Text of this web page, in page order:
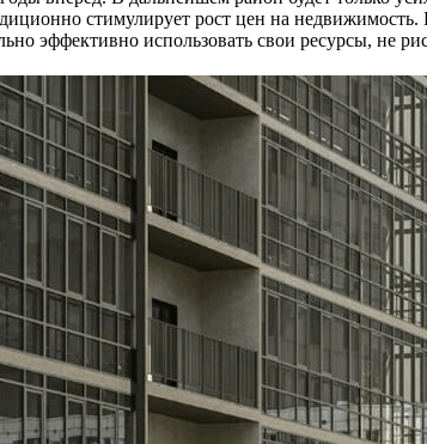
стимулирует рост цен на
эффективно использовать свои ресурсы, не